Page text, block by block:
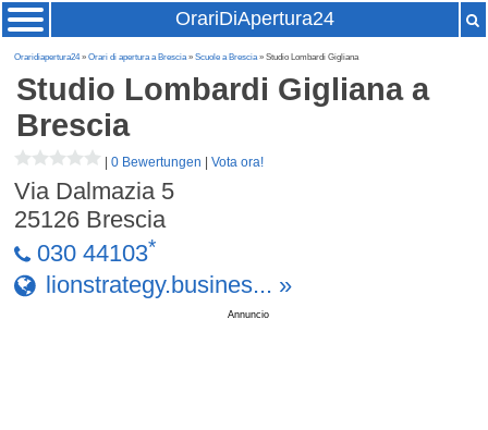
OrariDiApertura24
Oraridiapertura24»Orari di apertura a Brescia»Scuole a Brescia» Studio Lombardi Gigliana
Studio Lombardi Giglianaa
Brescia
|0 Bewertungen |Vota ora!
Via Dalmazia 5
25126 Brescia
030 44103*
lionstrategy.busines... »
Annuncio